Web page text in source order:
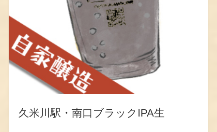
久米川駅・南口ブラックIPA生